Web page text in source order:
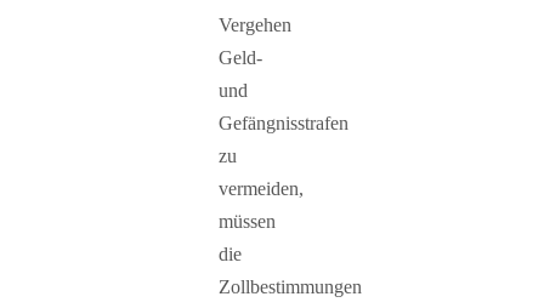
Vergehen
Geld-
und
Gefängnisstrafen
zu
vermeiden,
müssen
die
Zollbestimmungen